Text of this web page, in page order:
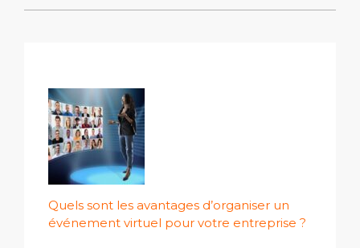
Quels sont les avantages d’organiser un
événement virtuel pour votre entreprise ?